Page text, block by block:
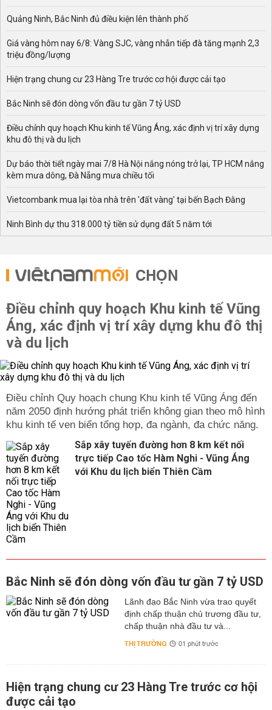
Quảng Ninh, Bắc Ninh đủ điều kiện lên thành phố
Giá vàng hôm nay 6/8: Vàng SJC, vàng nhẫn tiếp đà tăng mạnh 2,3
triệu đồng/lượng
Hiện trạng chung cư 23 Hàng Tre trước cơ hội được cải tạo
Bắc Ninh sẽ đón dòng vốn đầu tư gần 7 tỷ USD
Điều chỉnh quy hoạch Khu kinh tế Vũng Áng, xác định vị trí xây dựng
khu đô thị và du lịch
Dự báo thời tiết ngày mai 7/8 Hà Nội nắng nóng trở lại, TP HCM nắng
kèm mưa dông, Đà Nẵng mưa chiều tối
Vietcombank mua lại tòa nhà trên 'đất vàng' tại bến Bạch Đằng
Ninh Bình dự thu 318.000 tỷ tiền sử dụng đất 5 năm tới
CHỌN
Điều chỉnh quy hoạch Khu kinh tế Vũng
Áng, xác định vị trí xây dựng khu đô thị
và du lịch
Điều chỉnh Quy hoạch chung Khu kinh tế Vũng Áng đến
năm 2050 định hướng phát triển không gian theo mô hình
khu kinh tế ven biển tổng hợp, đa ngành, đa chức năng.
Sắp xây tuyến đường hơn 8 km kết nối
trực tiếp Cao tốc Hàm Nghi - Vũng Áng
với Khu du lịch biển Thiên Cầm
Bắc Ninh sẽ đón dòng vốn đầu tư gần 7 tỷ USD
Lãnh đạo Bắc Ninh vừa trao quyết
định chấp thuận chủ trương đầu tư,
chấp thuận nhà đầu tư và...
THỊ TRƯỜNG 01 phút trước
Hiện trạng chung cư 23 Hàng Tre trước cơ hội
được cải tạo